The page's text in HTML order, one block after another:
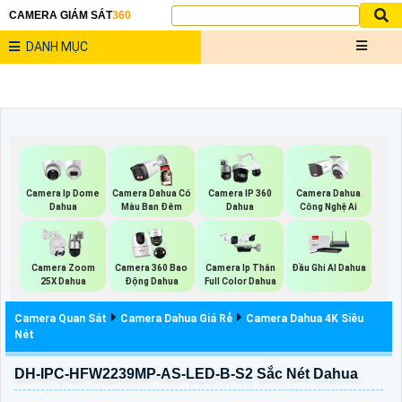
CAMERA GIÁM SÁT360
DANH MỤC
Camera Ip Dome
Dahua
Camera Dahua Có
Màu Ban Đêm
Camera IP 360
Dahua
Camera Dahua
Công Nghệ Ai
Camera Zoom
25X Dahua
Camera 360 Bao
Động Dahua
Camera Ip Thân
Full Color Dahua
Đầu Ghi AI Dahua
Camera Quan Sát Camera Dahua Giá Rẻ
Camera Dahua 4K Siêu
Nét
DH-IPC-HFW2239MP-AS-LED-B-S2 Sắc Nét Dahua